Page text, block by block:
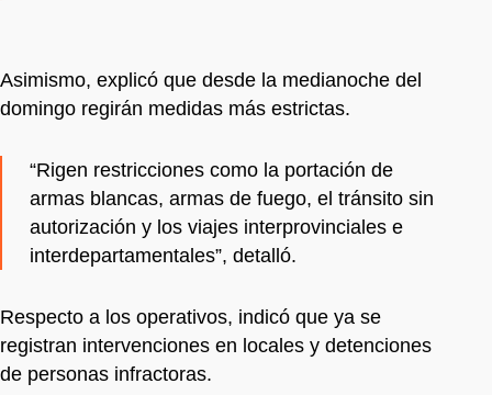
Asimismo, explicó que desde la medianoche del
domingo regirán medidas más estrictas.
“Rigen restricciones como la portación de
armas blancas, armas de fuego, el tránsito sin
autorización y los viajes interprovinciales e
interdepartamentales”, detalló.
Respecto a los operativos, indicó que ya se
registran intervenciones en locales y detenciones
de personas infractoras.